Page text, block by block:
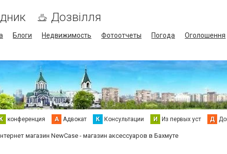
Дозвілля
Блоги Недвижимость Фотоотчеты Погода Оголошення
К конференция А Адвокат К Консультации И Из первых уст Д
магазин NewCase - магазин аксессуаров в Бахмуте